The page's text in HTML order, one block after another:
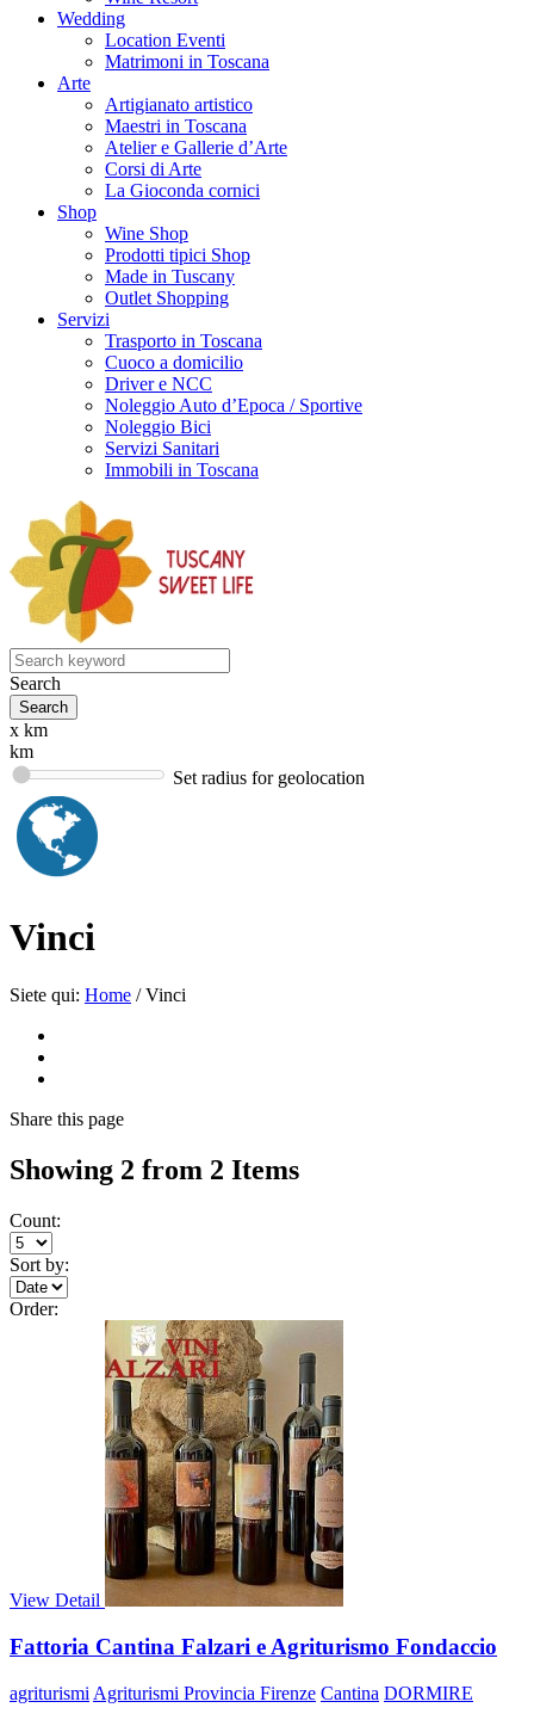
Wedding
Location Eventi
Matrimoni in Toscana
Arte
Artigianato artistico
Maestri in Toscana
Atelier e Gallerie d’Arte
Corsi di Arte
La Gioconda cornici
Shop
Wine Shop
Prodotti tipici Shop
Made in Tuscany
Outlet Shopping
Servizi
Trasporto in Toscana
Cuoco a domicilio
Driver e NCC
Noleggio Auto d’Epoca / Sportive
Noleggio Bici
Servizi Sanitari
Immobili in Toscana
Search
x km
km
Set radius for geolocation
Vinci
Siete qui: Home / Vinci
Share this page
Showing 2 from 2 Items
Count:
Sort by:
Order:
View Detail
Fattoria Cantina Falzari e Agriturismo Fondaccio
agriturismi Agriturismi Provincia Firenze Cantina DORMIRE